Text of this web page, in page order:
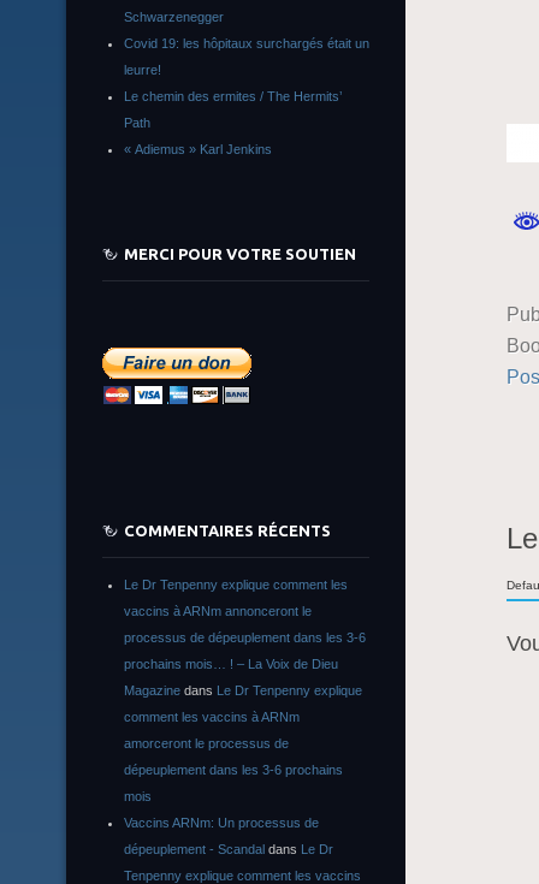
Schwarzenegger
Covid 19: les hôpitaux surchargés était un
leurre!
Le chemin des ermites / The Hermits’
Path
« Adiemus » Karl Jenkins
MERCI POUR VOTRE SOUTIEN
COMMENTAIRES RÉCENTS
Le Dr Tenpenny explique comment les
vaccins à ARNm annonceront le
processus de dépeuplement dans les 3-6
prochains mois… ! – La Voix de Dieu
Magazine dans Le Dr Tenpenny explique
comment les vaccins à ARNm
amorceront le processus de
dépeuplement dans les 3-6 prochains
mois
Vaccins ARNm: Un processus de
dépeuplement - Scandal dans Le Dr
Tenpenny explique comment les vaccins